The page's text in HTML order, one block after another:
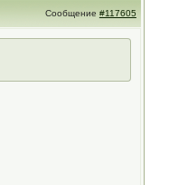
Сообщение #117605